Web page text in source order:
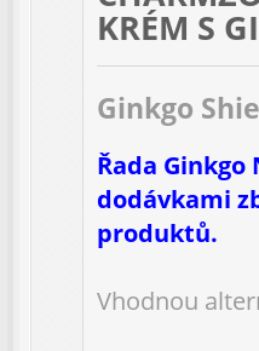
KRÉM S
Ginkgo
Řada
dodávkami
produktů.
Vhodnou